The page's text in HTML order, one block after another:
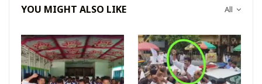
All
YOU MIGHT ALSO LIKE